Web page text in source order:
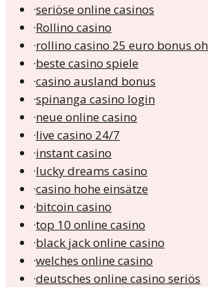
·seriöse online casinos
·Rollino casino
·rollino casino 25 euro bonus
·beste casino spiele
·casino ausland bonus
·spinanga casino login
·neue online casino
·live casino 24/7
·instant casino
·lucky dreams casino
·casino hohe einsätze
·bitcoin casino
·top 10 online casino
·black jack online casino
·welches online casino
·deutsches online casino seriös